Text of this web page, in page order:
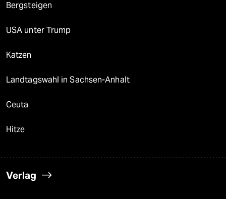
Bergsteigen
USA unter Trump
Katzen
Landtagswahl in Sachsen-Anhalt
Ceuta
Hitze
Verlag